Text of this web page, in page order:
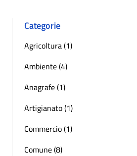
Categorie
Agricoltura (1)
Ambiente (4)
Anagrafe (1)
Artigianato (1)
Commercio (1)
Comune (8)